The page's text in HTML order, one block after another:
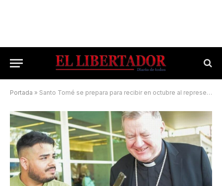
Portada » Santo Tomé se prepara para recibir en octubre al representante del Papa